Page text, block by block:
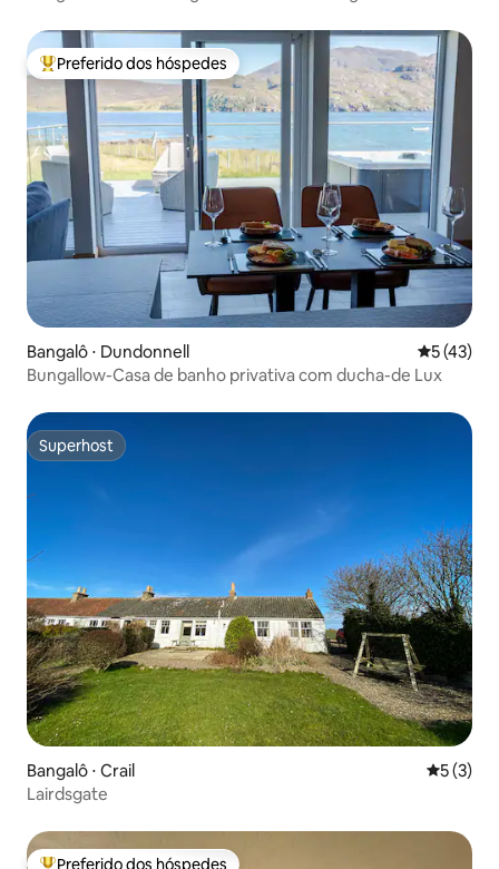
Entre os melhores preferidos dos hóspedes
Preferido dos hóspedes
Bangalô ⋅ Dundonnell 5 de uma
5 (43)
Bungallow-Casa de banho privativa com ducha-de Lux
Superhost
Superhost
Bangalô ⋅ Crail 5 de
5 (3)
Lairdsgate
Preferido dos hóspedes